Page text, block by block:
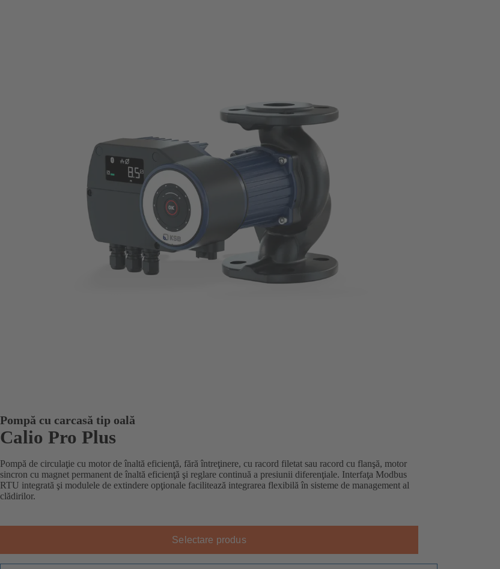
Pompă cu carcasă tip oală
Calio Pro Plus
Pompă de circulaţie cu motor de înaltă eficienţă, fără întreţinere, cu racord filetat sau racord cu flanşă, motor
sincron cu magnet permanent de înaltă eficienţă şi reglare continuă a presiunii diferenţiale. Interfaţa Modbus
RTU integrată şi modulele de extindere opţionale facilitează integrarea flexibilă în sisteme de management al
clădirilor.
Selectare produs